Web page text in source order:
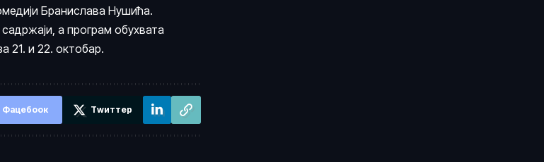
Бранислава Нушића.
а програм обухвата
21. и 22. октобар.
Фацебоок Тwиттер